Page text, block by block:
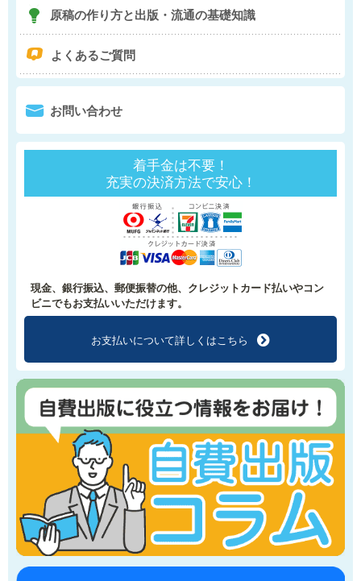
7 原稿の作り方と出版・流通の基礎知識
q よくあるご質問
0 お問い合わせ
着手金は不要！
充実の決済方法で安心！
現金、銀行振込、郵便振替の他、クレジットカード払いやコン
ビニでもお支払いいただけます。
お支払いについて詳しくはこちら f